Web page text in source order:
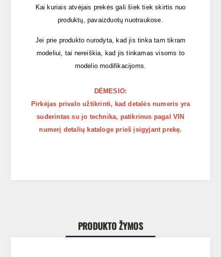
Kai kuriais atvėjais prekės gali šiek tiek skirtis nuo
produktų, pavaizduotų nuotraukose.
Jei prie produkto nurodyta, kad jis tinka tam tikram
modeliui, tai nereiškia, kad jis tinkamas visoms to
modelio modifikacijoms.
DĖMESIO:
Pirkėjas privalo užtikrinti, kad detalės numeris yra
suderintas su jo technika, patikrinus pagal VIN
numerį detalių kataloge prieš įsigyjant prekę.
PRODUKTO ŽYMOS